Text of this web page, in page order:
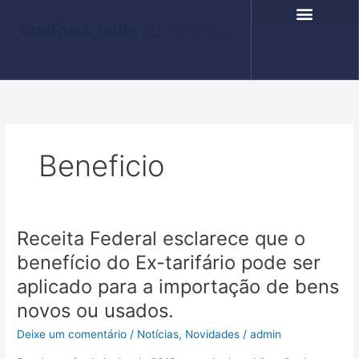
Beneficio
Receita Federal esclarece que o
benefício do Ex-tarifário pode ser
aplicado para a importação de bens
novos ou usados.
Deixe um comentário / Notícias, Novidades /admin
Receita
Federal
esclarece
que
o
do